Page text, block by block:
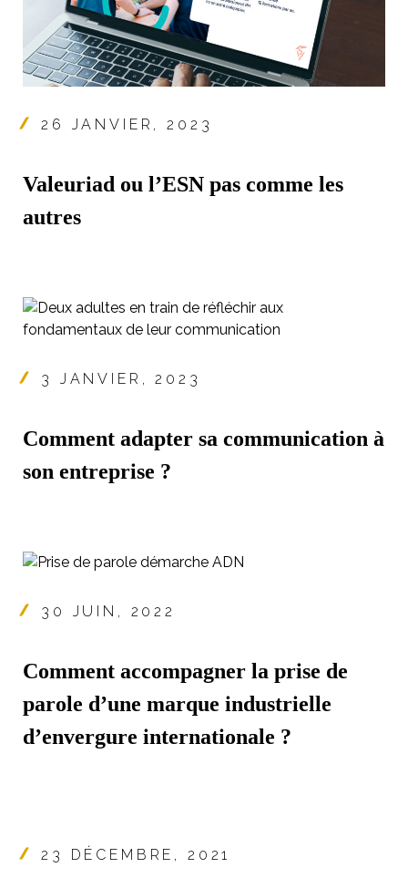
26 JANVIER, 2023
Valeuriad ou l’ESN pas comme les
autres
3 JANVIER, 2023
Comment adapter sa communication à
son entreprise ?
30 JUIN, 2022
Comment accompagner la prise de
parole d’une marque industrielle
d’envergure internationale ?
23 DÉCEMBRE, 2021